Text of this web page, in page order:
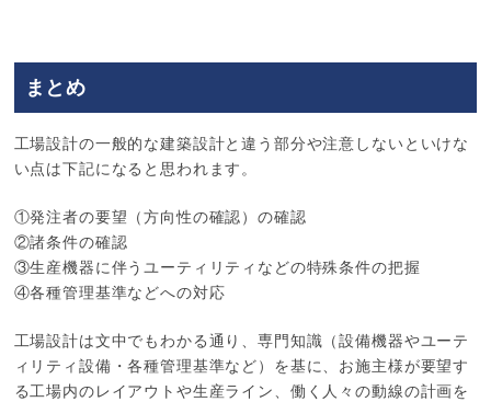
まとめ
工場設計の一般的な建築設計と違う部分や注意しないといけな
い点は下記になると思われます。
①発注者の要望（方向性の確認）の確認
②諸条件の確認
③生産機器に伴うユーティリティなどの特殊条件の把握
④各種管理基準などへの対応
工場設計は文中でもわかる通り、専門知識（設備機器やユーテ
ィリティ設備・各種管理基準など）を基に、お施主様が要望す
る工場内のレイアウトや生産ライン、働く人々の動線の計画を